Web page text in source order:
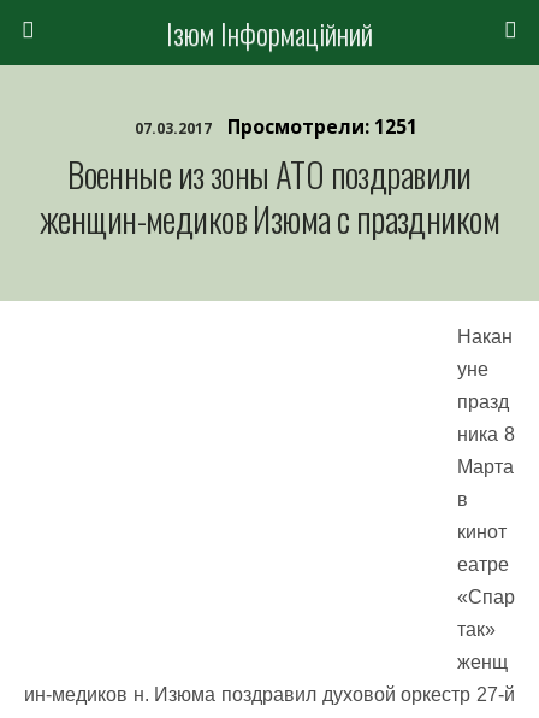
Ізюм Інформаційний
07.03.2017 Просмотрели: 1251
Военные из зоны АТО поздравили
женщин-медиков Изюма с праздником
Накан
уне
празд
ника 8
Марта
в
кинот
еатре
«Спар
так»
женщ
ин-медиков н. Изюма поздравил духовой оркестр 27-й